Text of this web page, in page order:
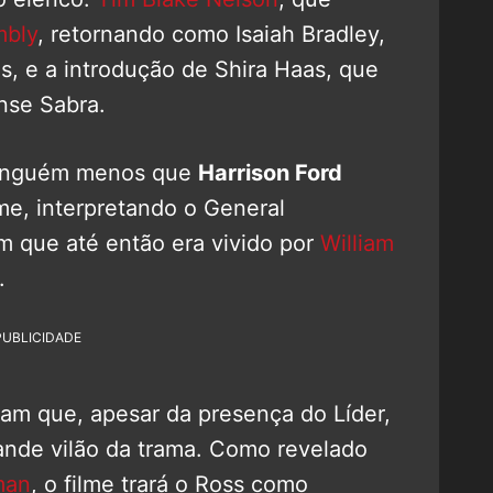
, retornando como Isaiah Bradley,
e a introdução de Shira Haas, que
Sabra.
menos que Harrison Ford
interpretando o General
que até então era vivido por William
que, apesar da presença do Líder,
vilão da trama. Como revelado
, o filme trará o Ross como